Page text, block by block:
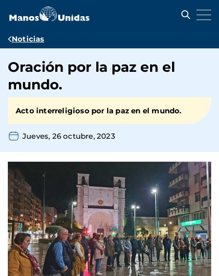
contenido
Ruta
navegación
Noticias
Oración por la paz en el
mundo.
Acto interreligioso por la paz en el mundo.
Jueves, 26 octubre, 2023